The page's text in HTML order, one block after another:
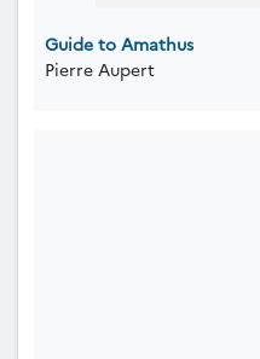
Guide to Amathus
Pierre Aupert